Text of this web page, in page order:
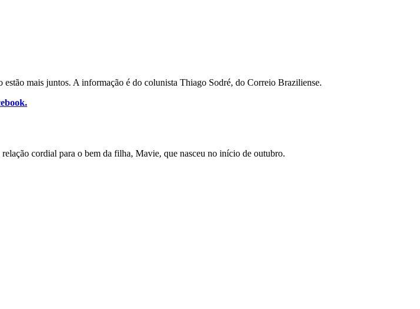
mais juntos. A informação é do colunista Thiago Sodré, do Correio Braziliense.
cordial para o bem da filha, Mavie, que nasceu no início de outubro.